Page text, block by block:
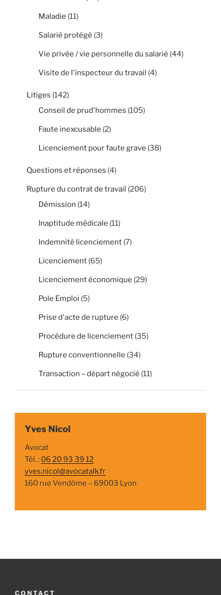
Maladie (11)
Salarié protégé (3)
Vie privée / vie personnelle du salarié (44)
Visite de l'inspecteur du travail (4)
Litiges (142)
Conseil de prud'hommes (105)
Faute inexcusable (2)
Licenciement pour faute grave (38)
Questions et réponses (4)
Rupture du contrat de travail (206)
Démission (14)
Inaptitude médicale (11)
Indemnité licenciement (7)
Licenciement (65)
Licenciement économique (29)
Pole Emploi (5)
Prise d'acte de rupture (6)
Procédure de licenciement (35)
Rupture conventionnelle (34)
Transaction – départ négocié (11)
Yves Nicol
Avocat
Tél. : 06 20 93 39 12
yves.nicol@avocatalk.fr
160 rue Vendôme – 69003 Lyon
CONTACT